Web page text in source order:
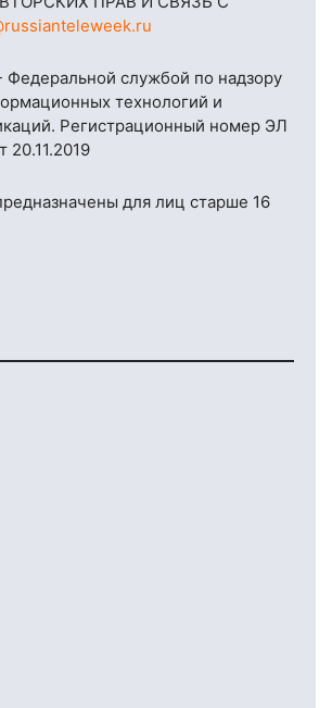
Федеральной службой по надзору
технологий и
Регистрационный номер ЭЛ
для лиц старше 16